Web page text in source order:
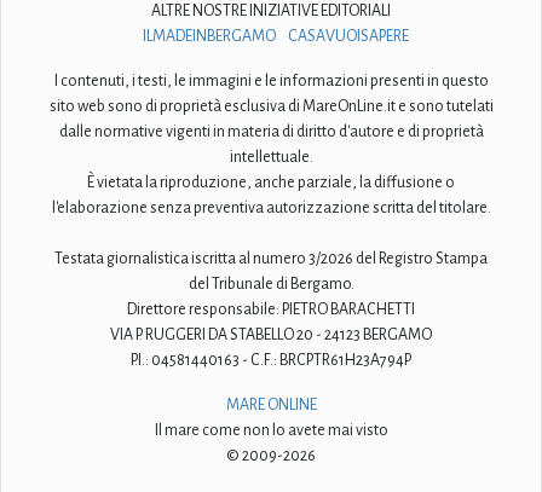
ALTRE NOSTRE INIZIATIVE EDITORIALI
ILMADEINBERGAMO
CASAVUOISAPERE
I contenuti, i testi, le immagini e le informazioni presenti in questo
sito web sono di proprietà esclusiva di MareOnLine.it e sono tutelati
dalle normative vigenti in materia di diritto d'autore e di proprietà
intellettuale.
È vietata la riproduzione, anche parziale, la diffusione o
l'elaborazione senza preventiva autorizzazione scritta del titolare.
Testata giornalistica iscritta al numero 3/2026 del Registro Stampa
del Tribunale di Bergamo.
Direttore responsabile: PIETRO BARACHETTI
VIA P. RUGGERI DA STABELLO 20 - 24123 BERGAMO
P.I.: 04581440163 - C.F.: BRCPTR61H23A794P
MARE ONLINE
Il mare come non lo avete mai visto
© 2009-2026